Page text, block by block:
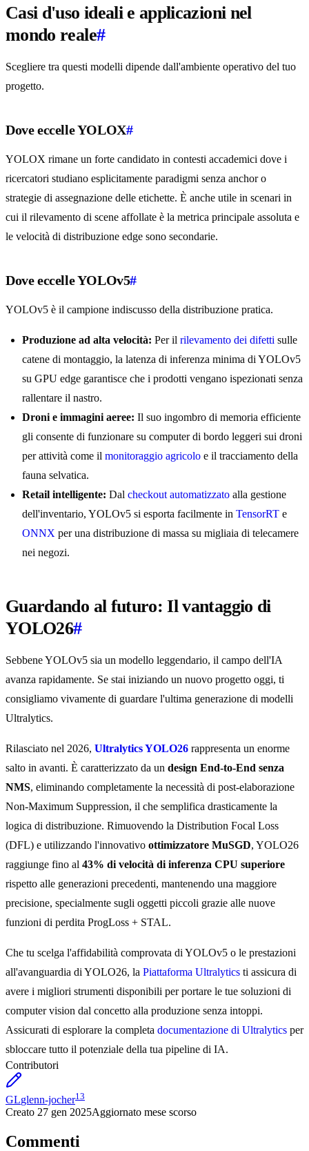
Casi d'uso ideali e applicazioni nel
mondo reale#
Scegliere tra questi modelli dipende dall'ambiente operativo del tuo
progetto.
Dove eccelle YOLOX#
YOLOX rimane un forte candidato in contesti accademici dove i
ricercatori studiano esplicitamente paradigmi senza anchor o
strategie di assegnazione delle etichette. È anche utile in scenari in
cui il rilevamento di scene affollate è la metrica principale assoluta e
le velocità di distribuzione edge sono secondarie.
Dove eccelle YOLOv5#
YOLOv5 è il campione indiscusso della distribuzione pratica.
Produzione ad alta velocità: Per il rilevamento dei difetti sulle
catene di montaggio, la latenza di inferenza minima di YOLOv5
su GPU edge garantisce che i prodotti vengano ispezionati senza
rallentare il nastro.
Droni e immagini aeree: Il suo ingombro di memoria efficiente
gli consente di funzionare su computer di bordo leggeri sui droni
per attività come il monitoraggio agricolo e il tracciamento della
fauna selvatica.
Retail intelligente: Dal checkout automatizzato alla gestione
dell'inventario, YOLOv5 si esporta facilmente in TensorRT e
ONNX per una distribuzione di massa su migliaia di telecamere
nei negozi.
Guardando al futuro: Il vantaggio di
YOLO26#
Sebbene YOLOv5 sia un modello leggendario, il campo dell'IA
avanza rapidamente. Se stai iniziando un nuovo progetto oggi, ti
consigliamo vivamente di guardare l'ultima generazione di modelli
Ultralytics.
Rilasciato nel 2026, Ultralytics YOLO26 rappresenta un enorme
salto in avanti. È caratterizzato da un design End-to-End senza
NMS, eliminando completamente la necessità di post-elaborazione
Non-Maximum Suppression, il che semplifica drasticamente la
logica di distribuzione. Rimuovendo la Distribution Focal Loss
(DFL) e utilizzando l'innovativo ottimizzatore MuSGD, YOLO26
raggiunge fino al 43% di velocità di inferenza CPU superiore
rispetto alle generazioni precedenti, mantenendo una maggiore
precisione, specialmente sugli oggetti piccoli grazie alle nuove
funzioni di perdita ProgLoss + STAL.
Che tu scelga l'affidabilità comprovata di YOLOv5 o le prestazioni
all'avanguardia di YOLO26, la Piattaforma Ultralytics ti assicura di
avere i migliori strumenti disponibili per portare le tue soluzioni di
computer vision dal concetto alla produzione senza intoppi.
Assicurati di esplorare la completa documentazione di Ultralytics per
sbloccare tutto il potenziale della tua pipeline di IA.
Contributori
GLglenn-jocher13
Creato 27 gen 2025Aggiornato mese scorso
Commenti